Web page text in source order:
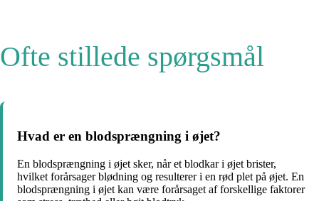
Ofte stillede spørgsmål
Hvad er en blodsprængning i øjet?
En blodsprængning i øjet sker, når et blodkar i øjet brister,
hvilket forårsager blødning og resulterer i en rød plet på øjet. En
blodsprængning i øjet kan være forårsaget af forskellige faktorer